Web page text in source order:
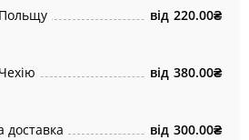
від 220.00₴
від 380.00₴
доставка від 300.00₴